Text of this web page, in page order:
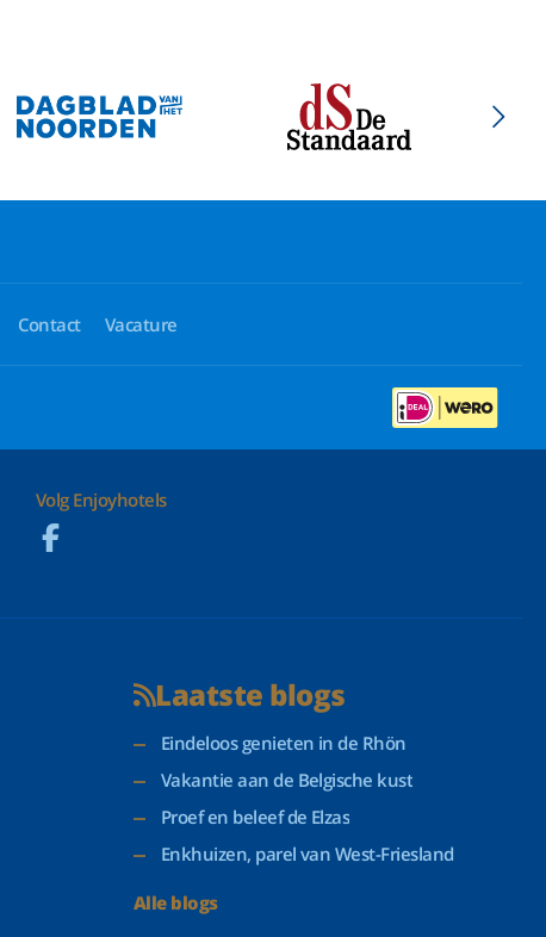
Contact Vacature
Volg Enjoyhotels
Laatste blogs
Eindeloos genieten in de Rhön
Vakantie aan de Belgische kust
Proef en beleef de Elzas
Enkhuizen, parel van West-Friesland
Alle blogs